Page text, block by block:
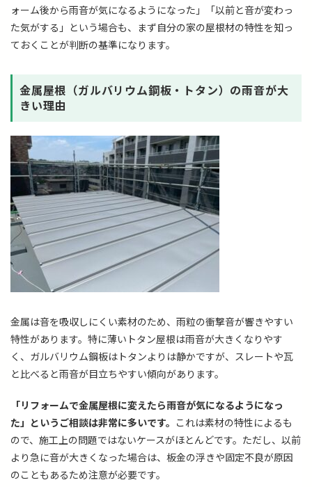
ォーム後から雨音が気になるようになった」「以前と音が変わっ
た気がする」という場合も、まず自分の家の屋根材の特性を知っ
ておくことが判断の基準になります。
金属屋根（ガルバリウム鋼板・トタン）の雨音が大
きい理由
金属は音を吸収しにくい素材のため、雨粒の衝撃音が響きやすい
特性があります。特に薄いトタン屋根は雨音が大きくなりやす
く、ガルバリウム鋼板はトタンよりは静かですが、スレートや瓦
と比べると雨音が目立ちやすい傾向があります。
「リフォームで金属屋根に変えたら雨音が気になるようになっ
た」というご相談は非常に多いです。
これは素材の特性によるも
ので、施工上の問題ではないケースがほとんどです。ただし、以前
より急に音が大きくなった場合は、板金の浮きや固定不良が原因
のこともあるため注意が必要です。